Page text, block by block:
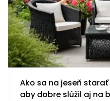
Ako sa na jeseň
aby dobre slúžil aj na